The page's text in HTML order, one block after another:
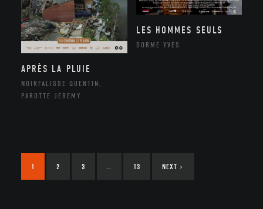
APRÈS LA PLUIE
NOIRFALISSE QUENTIN,
PAROTTE JEREMY
LES HOMMES SEULS
DORME YVES
1 2 3 13 NEXT ›